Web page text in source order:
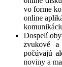
vo forme
online
Dospelí
zvukové
počúvajú
noviny a